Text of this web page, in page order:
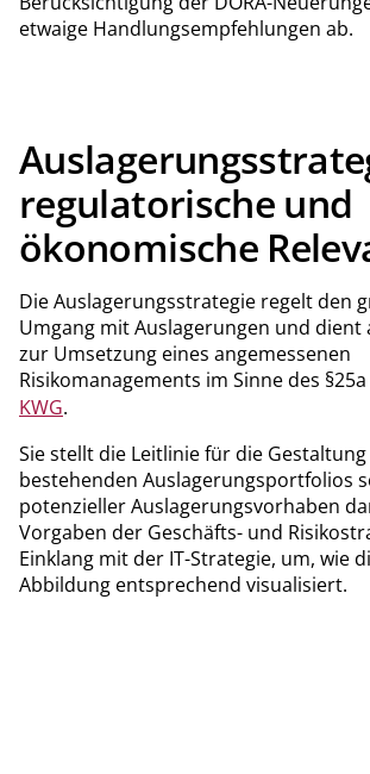
etwaige Handlungsempfehlungen ab.
regulatorische und
ökonomische
Die Auslagerungsstrategie regelt den
Umgang mit Auslagerungen und
zur Umsetzung eines angemessenen
Risikomanagements im Sinne des §25a
KWG.
Sie stellt die Leitlinie für die Gestaltung
bestehenden Auslagerungsportfolios
potenzieller Auslagerungsvorhaben
Vorgaben der Geschäfts- und
Einklang mit der IT-Strategie, um, wie
Abbildung entsprechend visualisiert.